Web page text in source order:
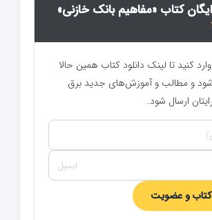
کتاب «مفاهیم بانک خازنی»
کنید تا لینک دانلود کتاب همین حالا
و مطالب و آموزش‌های جدید برق
ارسال شود.
و عضویت